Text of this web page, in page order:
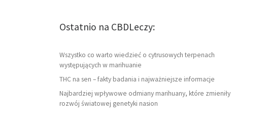
Ostatnio na CBDLeczy:
Wszystko co warto wiedzieć o cytrusowych terpenach
występujących w marihuanie
THC na sen – fakty badania i najważniejsze informacje
Najbardziej wpływowe odmiany marihuany, które zmieniły
rozwój światowej genetyki nasion